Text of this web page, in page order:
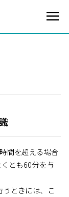
間を超える場合
とも60分を与
ときには、こ